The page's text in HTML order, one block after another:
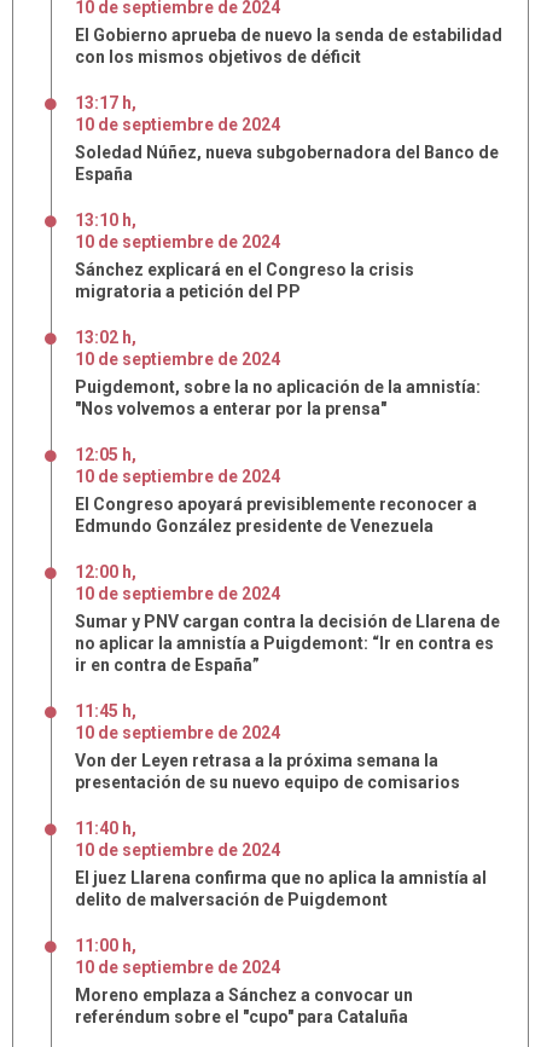
10 de septiembre de 2024
El Gobierno aprueba de nuevo la senda de estabilidad
con los mismos objetivos de déficit
13:17 h,
10 de septiembre de 2024
Soledad Núñez, nueva subgobernadora del Banco de
España
13:10 h,
10 de septiembre de 2024
Sánchez explicará en el Congreso la crisis
migratoria a petición del PP
13:02 h,
10 de septiembre de 2024
Puigdemont, sobre la no aplicación de la amnistía:
"Nos volvemos a enterar por la prensa"
12:05 h,
10 de septiembre de 2024
El Congreso apoyará previsiblemente reconocer a
Edmundo González presidente de Venezuela
12:00 h,
10 de septiembre de 2024
Sumar y PNV cargan contra la decisión de Llarena de
no aplicar la amnistía a Puigdemont: “Ir en contra es
ir en contra de España”
11:45 h,
10 de septiembre de 2024
Von der Leyen retrasa a la próxima semana la
presentación de su nuevo equipo de comisarios
11:40 h,
10 de septiembre de 2024
El juez Llarena confirma que no aplica la amnistía al
delito de malversación de Puigdemont
11:00 h,
10 de septiembre de 2024
Moreno emplaza a Sánchez a convocar un
referéndum sobre el "cupo" para Cataluña